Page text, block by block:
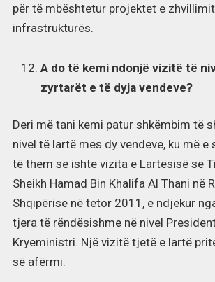
për të mbështetur projektet e
infrastrukturës.
A do të kemi ndonjë vizitë të
zyrtarët e të dyja vendeve?
Deri më tani kemi patur shkëmbim të
nivel të lartë mes dy vendeve, ku më e
të them se ishte vizita e Lartësisë së
Sheikh Hamad Bin Khalifa Al Thani në
Shqipërisë në tetor 2011, e ndjekur
tjera të rëndësishme në nivel
Kryeministri. Një vizitë tjetë e lartë
së afërmi.